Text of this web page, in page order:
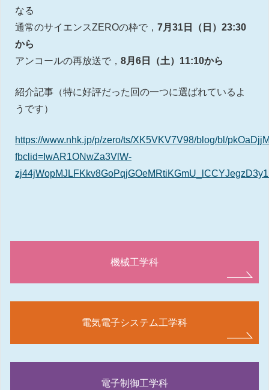
なる
通常のサイエンスZEROの枠で， 7月31日（日）23:30
から
アンコールの再放送で， 8月6日（土）11:10から
紹介記事（特に好評だった回の一つに選ばれているよ
うです）
https://www.nhk.jp/p/zero/ts/XK5VKV7V98/blog/bl/
fbclid=IwAR1ONwZa3VlW-
機械工学科
電気電子システム工学科
電子制御工学科